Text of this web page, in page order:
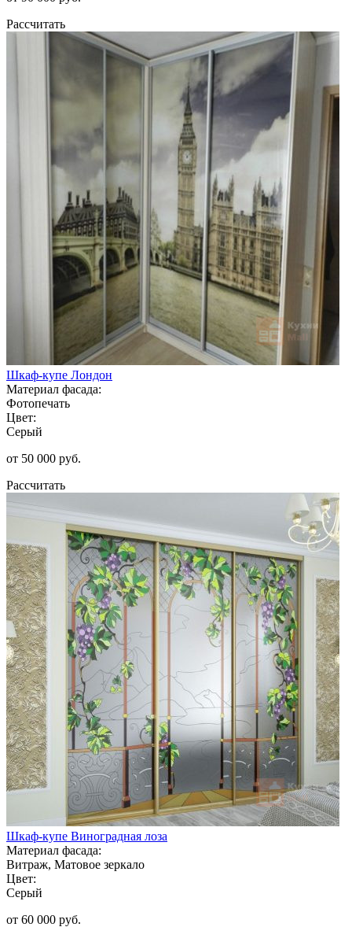
Рассчитать
Шкаф-купе Лондон
Материал фасада:
Фотопечать
Цвет:
Серый
от 50 000 руб.
Рассчитать
Шкаф-купе Виноградная лоза
Материал фасада:
Витраж, Матовое зеркало
Цвет:
Серый
от 60 000 руб.